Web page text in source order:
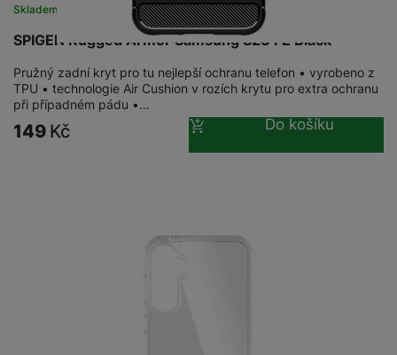
SPIGEN Rugged Armor Samsung S23 FE Black
Skladem
Pružný zadní kryt pro tu nejlepší ochranu telefon • vyrobeno z
TPU • technologie Air Cushion v rozích krytu pro extra ochranu
při případném pádu •…
149 Kč Do košíku